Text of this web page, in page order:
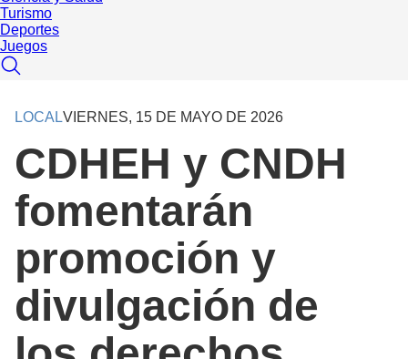
Turismo
Deportes
Juegos
LOCALVIERNES, 15 DE MAYO DE 2026
CDHEH y CNDH
fomentarán
promoción y
divulgación de